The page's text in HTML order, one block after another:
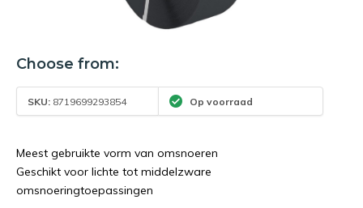
Choose from:
SKU: 8719699293854 Op voorraad
Meest gebruikte vorm van omsnoeren
Geschikt voor lichte tot middelzware
omsnoeringtoepassingen